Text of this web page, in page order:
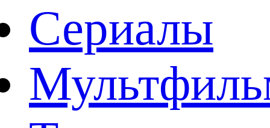
Сериалы